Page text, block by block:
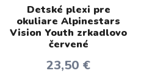
Detské plexi pre
okuliare Alpinestars
Vision Youth zrkadlovo
červené
23,50 €